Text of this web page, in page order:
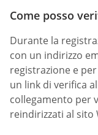
Come posso
Durante la
con un indirizzo
registrazione e
un link di verifica
collegamento per
reindirizzati al sito